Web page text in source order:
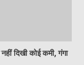
दिखी कोई कमी, गंगा